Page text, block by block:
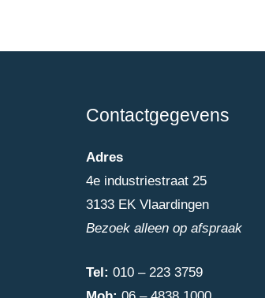
Contactgegevens
Adres
4e industriestraat 25
3133 EK Vlaardingen
Bezoek alleen op afspraak
Tel: 010 – 223 3759